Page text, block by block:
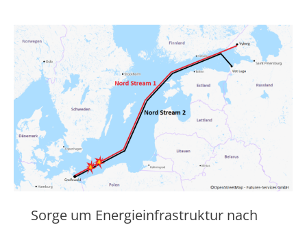
Sorge um Energieinfrastruktur nach